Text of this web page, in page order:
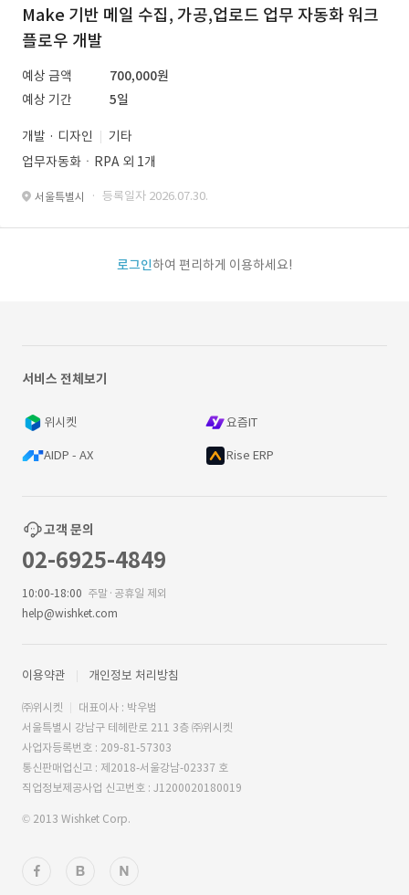
Make 기반 메일 수집, 가공,업로드 업무 자동화 워크
플로우 개발
예상 금액
700,000원
예상 기간
5일
개발 · 디자인
기타
업무자동화ㆍRPA 외 1개
서울특별시 · 등록일자 2026.07.30.
로그인하여 편리하게 이용하세요!
서비스 전체보기
위시켓 요즘IT
AIDP - AX Rise ERP
고객 문의
02-6925-4849
10:00-18:00 주말·공휴일 제외
help@wishket.com
이용약관 개인정보 처리방침
㈜위시켓
대표이사 : 박우범
서울특별시 강남구 테헤란로 211 3층 ㈜위시켓
사업자등록번호 : 209-81-57303
통신판매업신고 : 제2018-서울강남-02337 호
직업정보제공사업 신고번호 : J1200020180019
© 2013 Wishket Corp.